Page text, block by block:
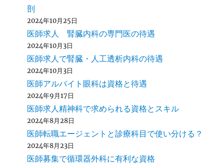
剖
2024年10月25日
医師求人 腎臓内科の専門医の待遇
2024年10月3日
医師求人で腎臓・人工透析内科の待遇
2024年10月3日
医師アルバイト眼科は資格と待遇
2024年9月17日
医師求人精神科で求められる資格とスキル
2024年8月28日
医師転職エージェントと診療科目で使い分ける？
2024年8月23日
医師募集で循環器外科に有利な資格